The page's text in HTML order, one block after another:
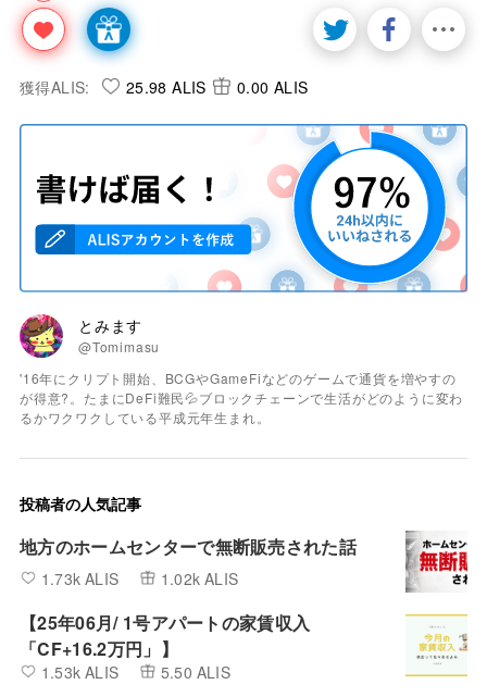
獲得ALIS: 25.98 ALIS 0.00 ALIS
とみます
@Tomimasu
'16年にクリプト開始、BCGやGameFiなどのゲームで通貨を増やすの
が得意?。たまにDeFi難民💦ブロックチェーンで生活がどのように変わ
るかワクワクしている平成元年生まれ。
投稿者の人気記事
地方のホームセンターで無断販売された話
1.73k ALIS 1.02k ALIS
【25年06月/ 1号アパートの家賃収入
「CF+16.2万円」】
1.53k ALIS 5.50 ALIS